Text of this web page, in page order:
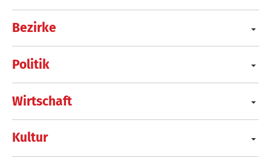
Bezirke
Politik
Wirtschaft
Kultur